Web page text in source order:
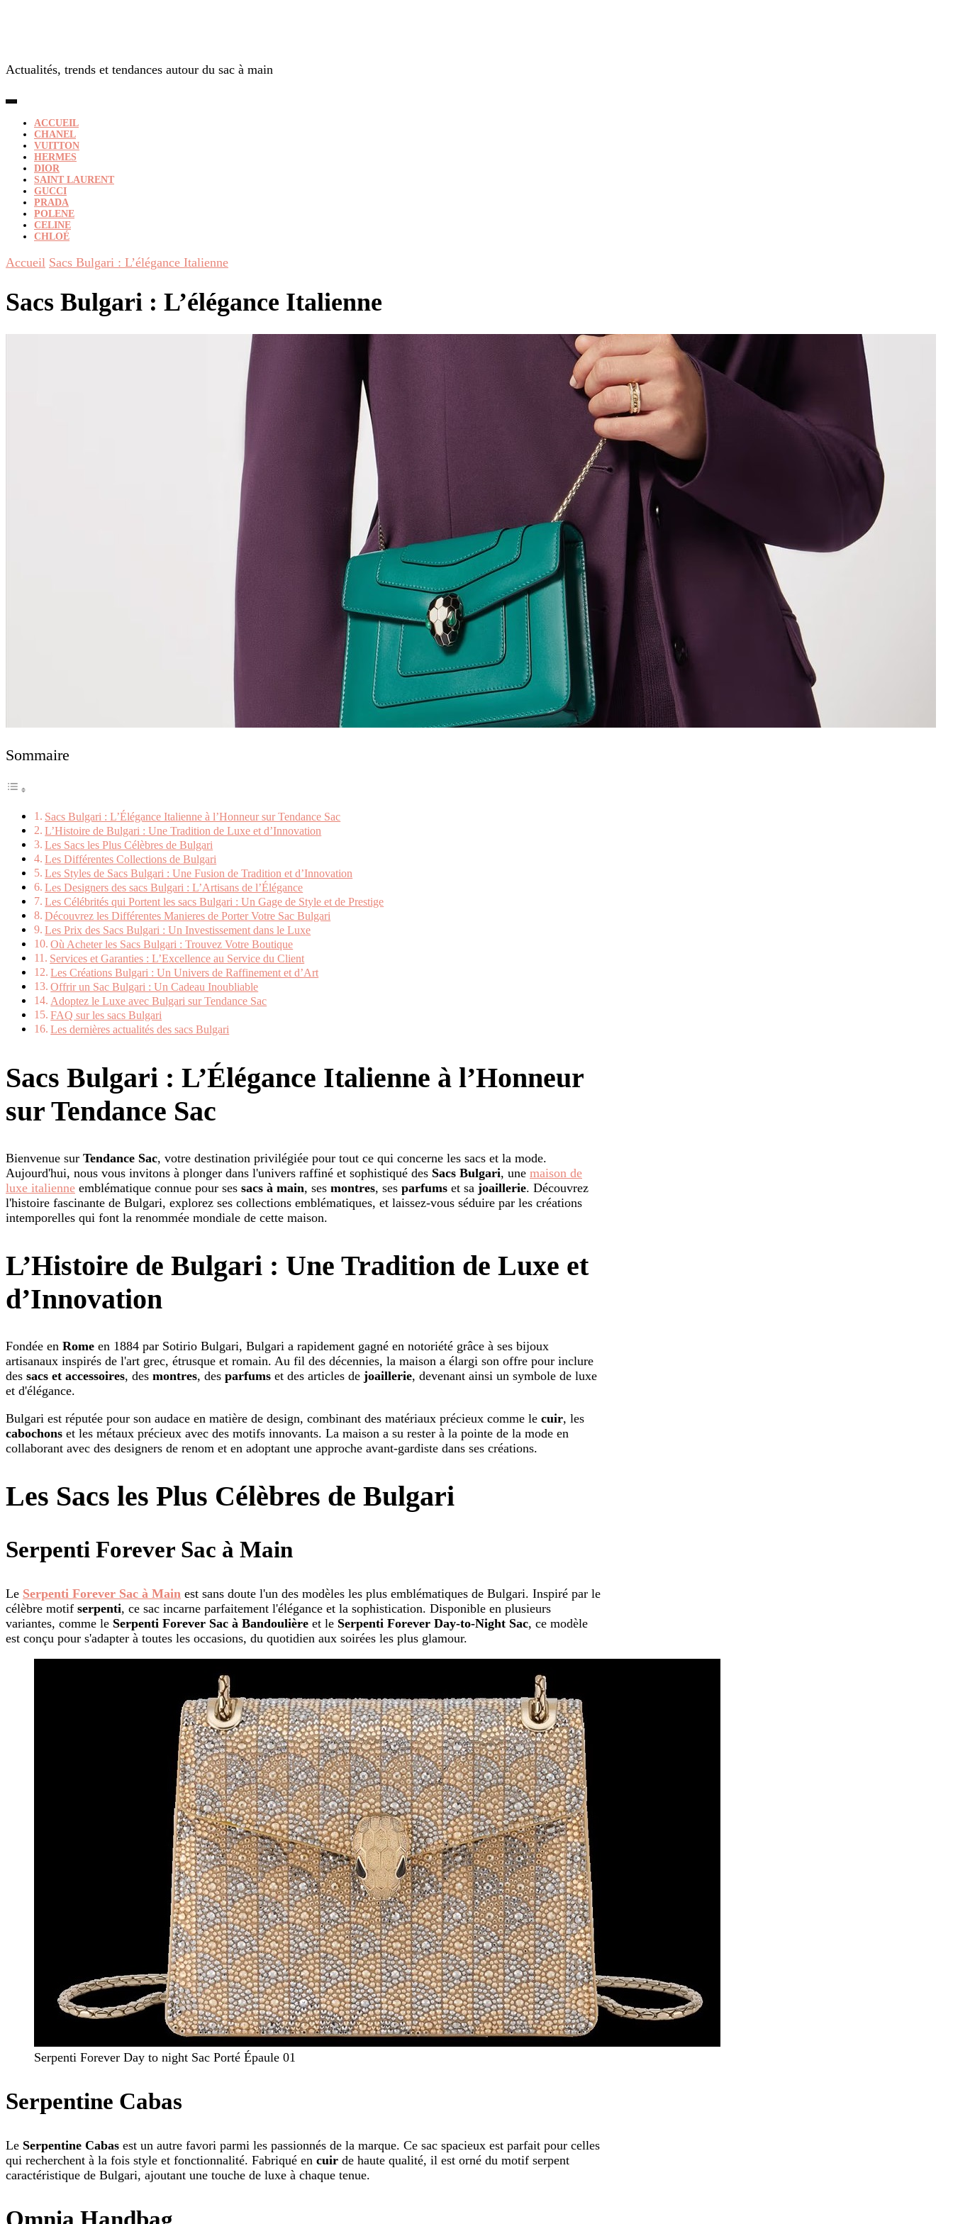
Actualités, trends et tendances autour du sac à main
ACCUEIL
CHANEL
VUITTON
HERMES
DIOR
SAINT LAURENT
GUCCI
PRADA
POLENE
CELINE
CHLOÉ
Accueil Sacs Bulgari : L’élégance Italienne
Sacs Bulgari : L’élégance Italienne
Sommaire
Sacs Bulgari : L’Élégance Italienne à l’Honneur sur Tendance Sac
L’Histoire de Bulgari : Une Tradition de Luxe et d’Innovation
Les Sacs les Plus Célèbres de Bulgari
Les Différentes Collections de Bulgari
Les Styles de Sacs Bulgari : Une Fusion de Tradition et d’Innovation
Les Designers des sacs Bulgari : L’Artisans de l’Élégance
Les Célébrités qui Portent les sacs Bulgari : Un Gage de Style et de Prestige
Découvrez les Différentes Manieres de Porter Votre Sac Bulgari
Les Prix des Sacs Bulgari : Un Investissement dans le Luxe
Où Acheter les Sacs Bulgari : Trouvez Votre Boutique
Services et Garanties : L’Excellence au Service du Client
Les Créations Bulgari : Un Univers de Raffinement et d’Art
Offrir un Sac Bulgari : Un Cadeau Inoubliable
Adoptez le Luxe avec Bulgari sur Tendance Sac
FAQ sur les sacs Bulgari
Les dernières actualités des sacs Bulgari
Sacs Bulgari : L’Élégance Italienne à l’Honneur
sur Tendance Sac
Bienvenue sur Tendance Sac, votre destination privilégiée pour tout ce qui concerne les sacs et la mode.
Aujourd'hui, nous vous invitons à plonger dans l'univers raffiné et sophistiqué des Sacs Bulgari, une maison de
luxe italienne emblématique connue pour ses sacs à main, ses montres, ses parfums et sa joaillerie. Découvrez
l'histoire fascinante de Bulgari, explorez ses collections emblématiques, et laissez-vous séduire par les créations
intemporelles qui font la renommée mondiale de cette maison.
L’Histoire de Bulgari : Une Tradition de Luxe et
d’Innovation
Fondée en Rome en 1884 par Sotirio Bulgari, Bulgari a rapidement gagné en notoriété grâce à ses bijoux
artisanaux inspirés de l'art grec, étrusque et romain. Au fil des décennies, la maison a élargi son offre pour inclure
des sacs et accessoires, des montres, des parfums et des articles de joaillerie, devenant ainsi un symbole de luxe
et d'élégance.
Bulgari est réputée pour son audace en matière de design, combinant des matériaux précieux comme le cuir, les
cabochons et les métaux précieux avec des motifs innovants. La maison a su rester à la pointe de la mode en
collaborant avec des designers de renom et en adoptant une approche avant-gardiste dans ses créations.
Les Sacs les Plus Célèbres de Bulgari
Serpenti Forever Sac à Main
Le Serpenti Forever Sac à Main est sans doute l'un des modèles les plus emblématiques de Bulgari. Inspiré par le
célèbre motif serpenti, ce sac incarne parfaitement l'élégance et la sophistication. Disponible en plusieurs
variantes, comme le Serpenti Forever Sac à Bandoulière et le Serpenti Forever Day-to-Night Sac, ce modèle
est conçu pour s'adapter à toutes les occasions, du quotidien aux soirées les plus glamour.
Serpenti Forever Day to night Sac Porté Épaule 01
Serpentine Cabas
Le Serpentine Cabas est un autre favori parmi les passionnés de la marque. Ce sac spacieux est parfait pour celles
qui recherchent à la fois style et fonctionnalité. Fabriqué en cuir de haute qualité, il est orné du motif serpent
caractéristique de Bulgari, ajoutant une touche de luxe à chaque tenue.
Omnia Handbag